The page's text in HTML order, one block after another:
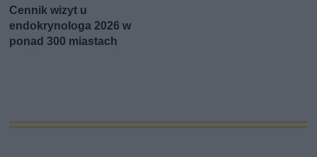
Cennik wizyt u
endokrynologa 2026 w
ponad 300 miastach